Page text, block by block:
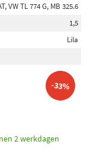
VW TL 774 G, MB 325.6
1,5
Lila
-33%
2 werkdagen